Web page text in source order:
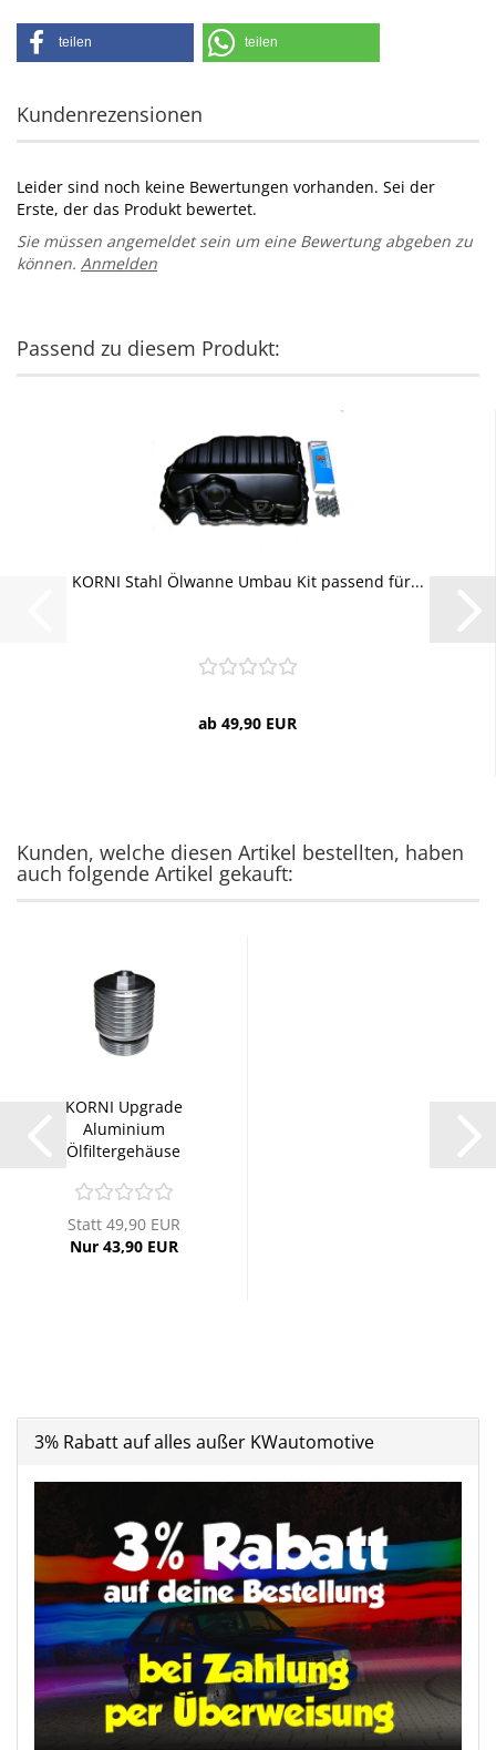
teilen teilen
Kundenrezensionen
Leider sind noch keine Bewertungen vorhanden. Sei der
Erste, der das Produkt bewertet.
Sie müssen angemeldet sein um eine Bewertung abgeben zu
können. Anmelden
Passend zu diesem Produkt:
KORNI Stahl Ölwanne Umbau Kit passend für...
ab 49,90 EUR
Kunden, welche diesen Artikel bestellten, haben
auch folgende Artikel gekauft:
KORNI Upgrade
Aluminium
Ölfiltergehäuse
Statt 49,90 EUR
Nur 43,90 EUR
3% Rabatt auf alles außer KWautomotive